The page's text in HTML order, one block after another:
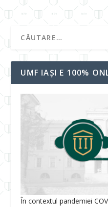
UMF IAȘI E 100%
În contextul pandemiei